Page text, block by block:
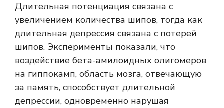
Длительная потенциация связана с
увеличением количества шипов, тогда как
длительная депрессия связана с потерей
шипов. Эксперименты показали, что
воздействие бета-амилоидных олигомеров
на гиппокамп, область мозга, отвечающую
за память, способствует длительной
депрессии, одновременно нарушая